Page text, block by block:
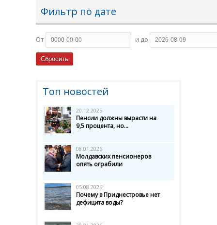
Фильтр по дате
От и до
Топ новостей
20.12.2025
Пенсии должны вырасти на
9,5 процента, но...
08.01.2026
Молдавских пенсионеров
опять ограбили
05.08.2026
Почему в Приднестровье нет
дефицита воды?